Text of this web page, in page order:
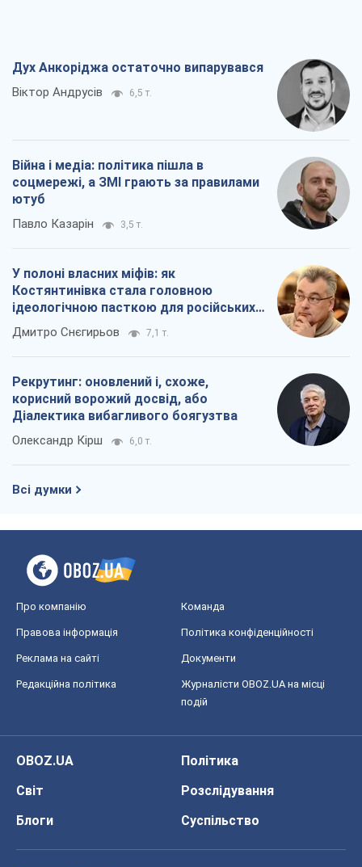
Дух Анкоріджа остаточно випарувався
Віктор Андрусів 6,5 т.
Війна і медіа: політика пішла в
соцмережі, а ЗМІ грають за правилами
ютуб
Павло Казарін 3,5 т.
У полоні власних міфів: як
Костянтинівка стала головною
ідеологічною пасткою для російських
окупантів
Дмитро Снєгирьов 7,1 т.
Рекрутинг: оновлений і, схоже,
корисний ворожий досвід, або
Діалектика вибагливого боягузтва
Олександр Кірш 6,0 т.
Всі думки
Про компанію Команда
Правова інформація Політика конфіденційності
Реклама на сайті Документи
Редакційна політика
Журналісти OBOZ.UA на місці
подій
OBOZ.UA
Політика
Світ
Розслідування
Блоги
Суспільство